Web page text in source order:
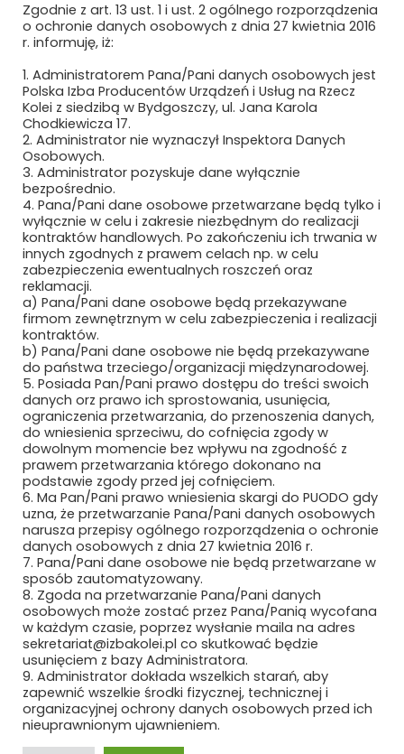
Polityka prywatności i cookies
Regulamin strony
Newsletter
Subskrybuj, aby być na bieżąco
Bezpieczne płatności
Zgodnie z art. 13 ust. 1 i ust. 2 ogólnego rozporządzenia
o ochronie danych osobowych z dnia 27 kwietnia 2016
r. informuję, iż:
1. Administratorem Pana/Pani danych osobowych jest
Polska Izba Producentów Urządzeń i Usług na Rzecz
Kolei z siedzibą w Bydgoszczy, ul. Jana Karola
Chodkiewicza 17.
2. Administrator nie wyznaczył Inspektora Danych
Osobowych.
3. Administrator pozyskuje dane wyłącznie
bezpośrednio.
4. Pana/Pani dane osobowe przetwarzane będą tylko i
wyłącznie w celu i zakresie niezbędnym do realizacji
kontraktów handlowych. Po zakończeniu ich trwania w
innych zgodnych z prawem celach np. w celu
zabezpieczenia ewentualnych roszczeń oraz
reklamacji.
a) Pana/Pani dane osobowe będą przekazywane
firmom zewnętrznym w celu zabezpieczenia i realizacji
kontraktów.
b) Pana/Pani dane osobowe nie będą przekazywane
do państwa trzeciego/organizacji międzynarodowej.
5. Posiada Pan/Pani prawo dostępu do treści swoich
danych orz prawo ich sprostowania, usunięcia,
ograniczenia przetwarzania, do przenoszenia danych,
do wniesienia sprzeciwu, do cofnięcia zgody w
dowolnym momencie bez wpływu na zgodność z
prawem przetwarzania którego dokonano na
podstawie zgody przed jej cofnięciem.
6. Ma Pan/Pani prawo wniesienia skargi do PUODO gdy
uzna, że przetwarzanie Pana/Pani danych osobowych
narusza przepisy ogólnego rozporządzenia o ochronie
danych osobowych z dnia 27 kwietnia 2016 r.
7. Pana/Pani dane osobowe nie będą przetwarzane w
sposób zautomatyzowany.
8. Zgoda na przetwarzanie Pana/Pani danych
osobowych może zostać przez Pana/Panią wycofana
w każdym czasie, poprzez wysłanie maila na adres
sekretariat@izbakolei.pl co skutkować będzie
usunięciem z bazy Administratora.
9. Administrator dokłada wszelkich starań, aby
zapewnić wszelkie środki fizycznej, technicznej i
organizacyjnej ochrony danych osobowych przed ich
nieuprawnionym ujawnieniem.